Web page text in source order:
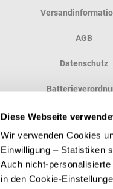
Diese Webseite
Wir verwenden Cookies
Einwilligung – Statistiken
Auch nicht-
in den Cookie-
AGB
Datenschutz